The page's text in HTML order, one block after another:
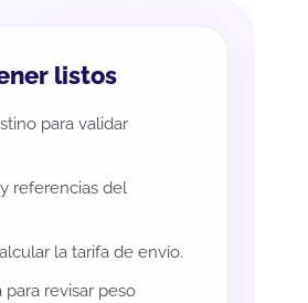
listos
para validar
referencias del
la tarifa de envío.
para revisar peso